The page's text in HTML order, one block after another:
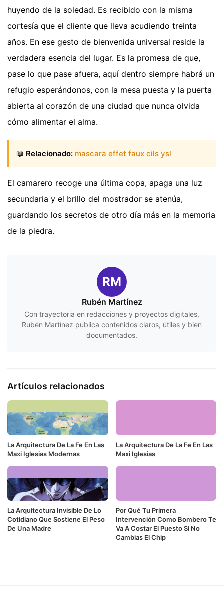
huyendo de la soledad. Es recibido con la misma
cortesía que el cliente que lleva acudiendo treinta
años. En ese gesto de bienvenida universal reside la
verdadera esencia del lugar. Es la promesa de que,
pase lo que pase afuera, aquí dentro siempre habrá un
refugio esperándonos, con la mesa puesta y la puerta
abierta al corazón de una ciudad que nunca olvida
cómo alimentar el alma.
📖 Relacionado: mascara effet faux cils ysl
El camarero recoge una última copa, apaga una luz
secundaria y el brillo del mostrador se atenúa,
guardando los secretos de otro día más en la memoria
de la piedra.
RM
Rubén Martínez
Con trayectoria en redacciones y proyectos digitales,
Rubén Martínez publica contenidos claros, útiles y bien
documentados.
Artículos relacionados
La Arquitectura De La Fe En Las
Maxi Iglesias Modernas
La Arquitectura De La Fe En Las
Maxi Iglesias
La Arquitectura Invisible De Lo
Cotidiano Que Sostiene El Peso
De Una Madre
Por Qué Tu Primera
Intervención Como Bombero Te
Va A Costar El Puesto Si No
Cambias El Chip